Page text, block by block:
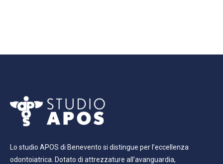
Lo studio APOS di Benevento si distingue per l’eccellenza
odontoiatrica. Dotato di attrezzature all’avanguardia,